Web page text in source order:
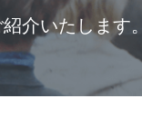
介いたします。